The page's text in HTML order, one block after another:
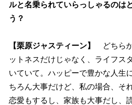
ルと名乗られていらっしゃるのは
う？
【栗原ジャスティーン】
どちら
ットネスだけじゃなく、ライフス
いていて。ハッピーで豊かな人生
ちろん大事だけど、私の場合、そ
恋愛もするし、家族も大事だし、